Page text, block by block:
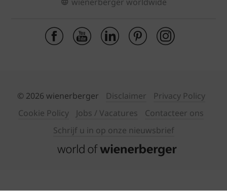
© 2026 wienerberger Disclaimer
Privacy Policy
Cookie Policy
Jobs / Vacatures
Contacteer ons
Schrijf u in op onze nieuwsbrief